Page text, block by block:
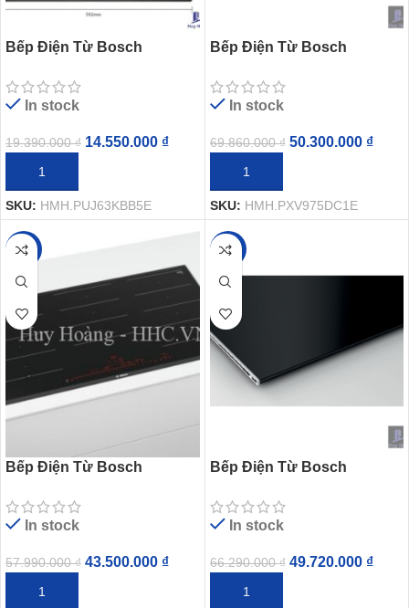
Bếp Điện Từ Bosch
Nấu Từ Serie 4
In stock
19.390.000₫ 14.550.000 ₫
THÊM VÀO GIỎ HÀNG
SKU: HMH.PUJ63KBB5E
Bếp Điện Từ Bosch
Nấu Từ Serie 8
In stock
69.860.000₫ 50.300.000 ₫
THÊM VÀO GIỎ HÀNG
SKU: HMH.PXV975DC1E
-25%
Bếp Điện Từ Bosch
Nấu Từ Serie 8
In stock
57.990.000₫ 43.500.000 ₫
THÊM VÀO GIỎ HÀNG
-25%
Bếp Điện Từ Bosch
Nấu Từ Serie 8
In stock
66.290.000₫ 49.720.000 ₫
THÊM VÀO GIỎ HÀNG